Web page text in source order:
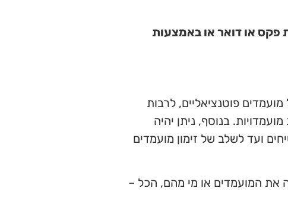
פקס או דואר או באמצעות
פוטנציאליים, לרבות
בנוסף, ניתן יהיה
ועד לשלב של זימון מועמדים
את המועמדים או מי מהם, הכל –